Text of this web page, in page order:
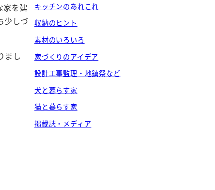
家を建
少しづ
まし
キッチンのあれこれ
収納のヒント
素材のいろいろ
家づくりのアイデア
設計工事監理・地鎮祭など
犬と暮らす家
猫と暮らす家
掲載誌・メディア